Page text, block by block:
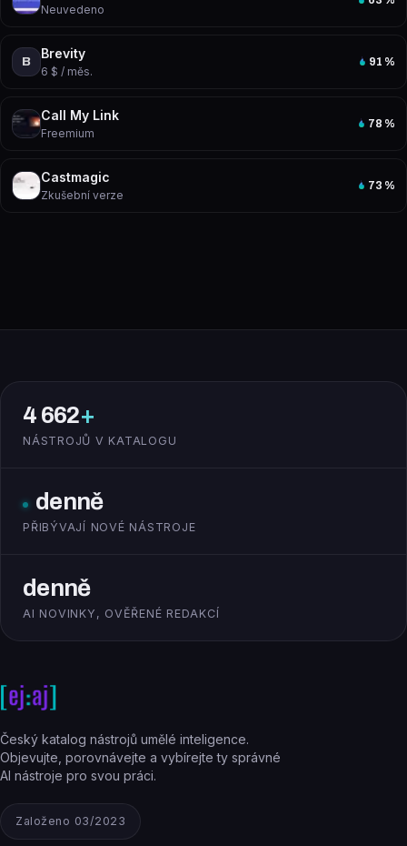
Neuvedeno
B
Brevity
6 $ / měs.
91 %
Call My Link
Freemium
78 %
Castmagic
Zkušební verze
73 %
4 662+
NÁSTROJŮ V KATALOGU
denně
PŘIBÝVAJÍ NOVÉ NÁSTROJE
denně
AI NOVINKY, OVĚŘENÉ REDAKCÍ
Český katalog nástrojů umělé inteligence.
Objevujte, porovnávejte a vybírejte ty správné
AI nástroje pro svou práci.
Založeno 03/2023